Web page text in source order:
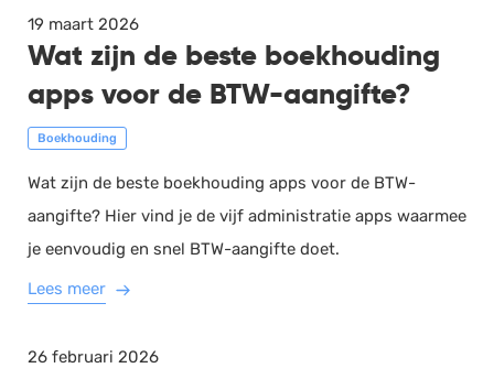
19 maart 2026
Wat zijn de beste boekhouding
apps voor de BTW-aangifte?
Boekhouding
Wat zijn de beste boekhouding apps voor de BTW-
aangifte? Hier vind je de vijf administratie apps waarmee
je eenvoudig en snel BTW-aangifte doet.
Lees meer
26 februari 2026